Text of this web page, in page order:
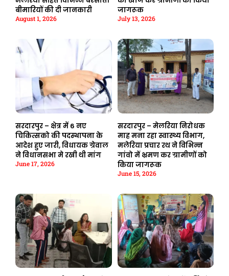
बीमारियों की दी जानकारी
August 1, 2026
जागरूक
July 13, 2026
सरदारपुर – क्षेत्र में 6 नए
चिकित्सको की पदस्थापना के
आदेश हुए जारी, विधायक ग्रेवाल
ने विधानसभा मे रखी थी मांग
June 17, 2026
सरदारपुर – मेलरिया निरोधक
माह मना रहा स्वास्थ्य विभाग,
मलेरिया प्रचार रथ ने विभिन्न
गांवो में भ्रमण कर ग्रामीणों को
किया जागरूक
June 15, 2026